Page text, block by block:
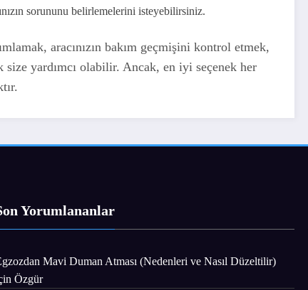
sorununu belirlemelerini isteyebilirsiniz.
aracınızın bakım geçmişini kontrol etmek,
size yardımcı olabilir. Ancak, en iyi seçenek her
Yorumlananlar
Mavi Duman Atması (Nedenleri ve Nasıl Düzeltilir)
Özgür